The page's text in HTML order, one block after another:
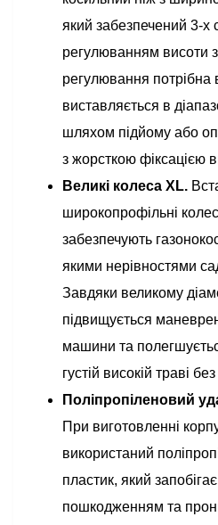
який забезпечений 3-х
регулюванням висоти
регулювання потрібна
виставляється в
шляхом підйому або
з жорсткою фіксацією
Великі колеса XL.
широкопрофільні
забезпечують
якими нерівностями
Завдяки великому
підвищується
машини та
густій високій траві
Поліпропіленовий
При виготовленні
використаний
пластик, який
пошкодженням та